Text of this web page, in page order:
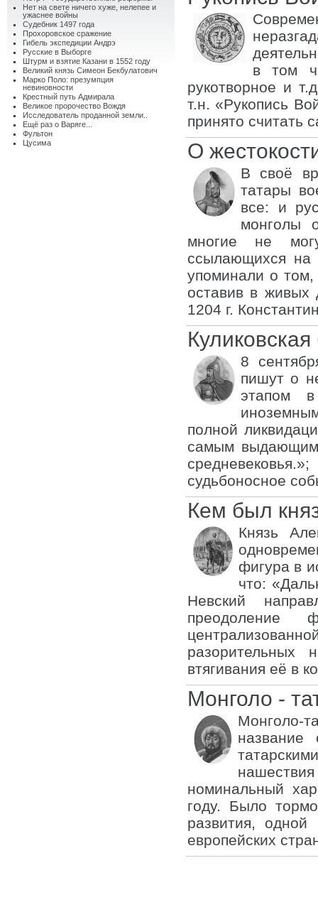
Нет на свете ничего хуже, нелепее и
ужаснее войны
Судебник 1497 года
Прохоровское сражение
Гибель экспедиции Андрэ
Русские в Выборге
Штурм и взятие Казани в 1552 году
Великий князь Симеон Бекбулатович
Марко Поло: презумпция
невиновности
Крестный путь Адмирала
Великое пророчество Вождя
Исследователь проданной земли..
Ещё раз о Варяге...
Фультон
Цусима
в том
рукотворное и
т.н. «Рукопись
принято считать
О
В своё
татары
все: и
монголы
многие не
ссылающихся на
упоминали о том,
оставив в живых
1204 г.
Куликовская
8
пишут о
этапом
полной
самым
судьбоносное
Кем был
Князь
фигура в
что:
Невский
преодоление
разорительных
втягивания её в
Монголо -
Монголо-
название
номинальный
году. Было
развития,
европейских